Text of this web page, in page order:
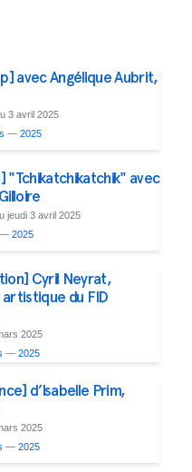
avec Angélique Aubrit,
3 avril 2025
— 2025
"Tchikatchikatchik" avec
jeudi 3 avril 2025
— 2025
Cyril Neyrat,
du FID
2025
— 2025
d’Isabelle Prim,
2025
— 2025